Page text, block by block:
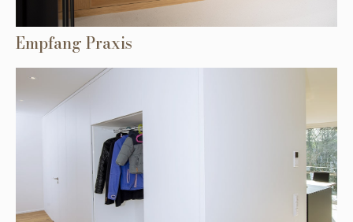
Empfang Praxis